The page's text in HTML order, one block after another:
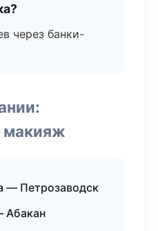
через банки-
макияж
— Петрозаводск
Абакан